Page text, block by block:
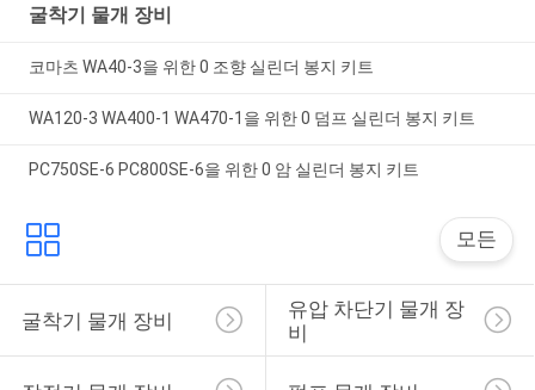
굴착기 물개 장비
코마츠 WA40-3을 위한 0 조향 실린더 봉지 키트
WA120-3 WA400-1 WA470-1을 위한 0 덤프 실린더 봉지 키트
PC750SE-6 PC800SE-6을 위한 0 암 실린더 봉지 키트
모든
굴착기 물개 장비
유압 차단기 물개 장
비